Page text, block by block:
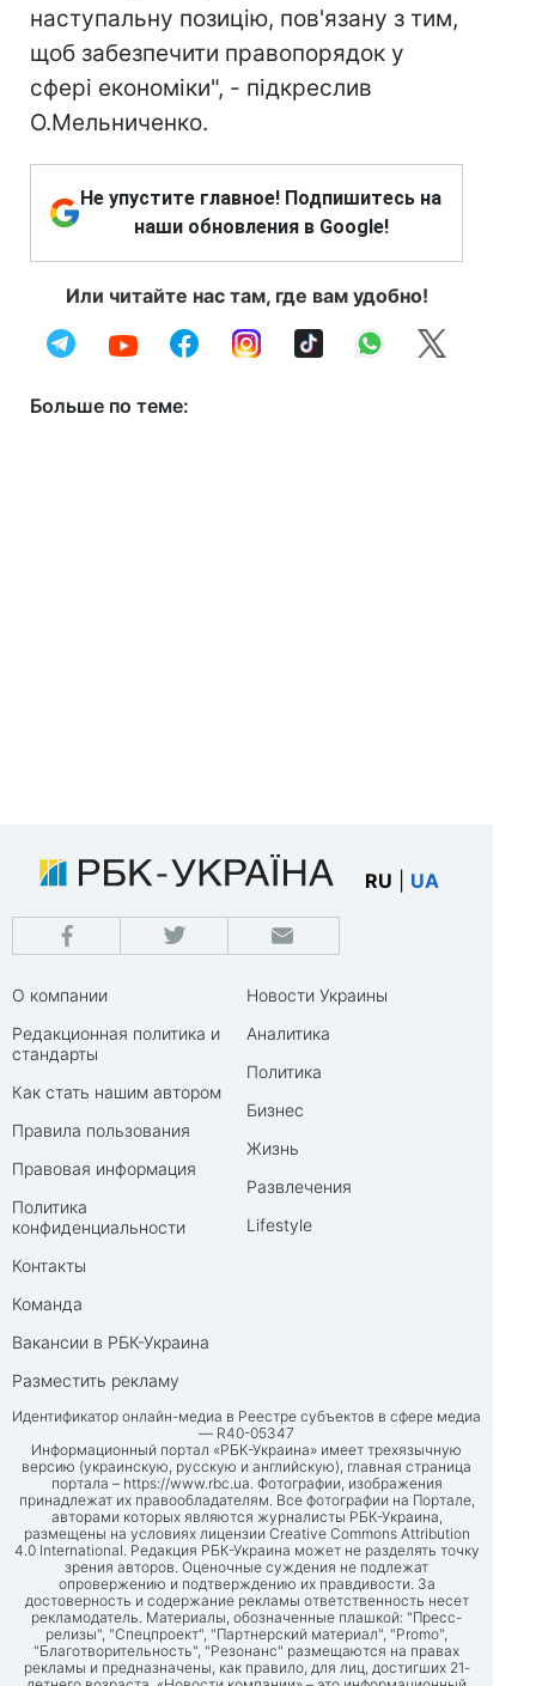
наступальну позицію, пов'язану з тим,
щоб забезпечити правопорядок у
сфері економіки", - підкреслив
О.Мельниченко.
Не упустите главное! Подпишитесь на
наши обновления в Google!
Или читайте нас там, где вам удобно!
Больше по теме:
RU UA
О компании
Редакционная политика и
стандарты
Как стать нашим автором
Правила пользования
Правовая информация
Политика
конфиденциальности
Контакты
Команда
Вакансии в РБК-Украина
Разместить рекламу
Новости Украины
Аналитика
Политика
Бизнес
Жизнь
Развлечения
Lifestyle
Идентификатор онлайн-медиа в Реестре субъектов в сфере медиа
— R40-05347
Информационный портал «РБК-Украина» имеет трехязычную
версию (украинскую, русскую и английскую), главная страница
портала – https://www.rbc.ua. Фотографии, изображения
принадлежат их правообладателям. Все фотографии на Портале,
авторами которых являются журналисты РБК-Украина,
размещены на условиях лицензии Creative Commons Attribution
4.0 International. Редакция РБК-Украина может не разделять точку
зрения авторов. Оценочные суждения не подлежат
опровержению и подтверждению их правдивости. За
достоверность и содержание рекламы ответственность несет
рекламодатель. Материалы, обозначенные плашкой: "Пресс-
релизы", "Спецпроект", "Партнерский материал", "Promo",
"Благотворительность", "Резонанс" размещаются на правах
рекламы и предназначены, как правило, для лиц, достигших 21-